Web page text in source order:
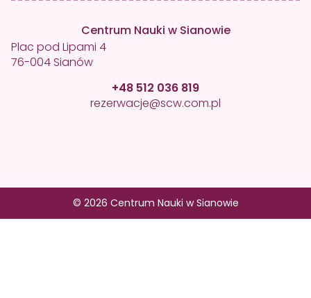
Centrum Nauki w Sianowie
Plac pod Lipami 4
76-004 Sianów
+48 512 036 819
rezerwacje@scw.com.pl
© 2026 Centrum Nauki w Sianowie